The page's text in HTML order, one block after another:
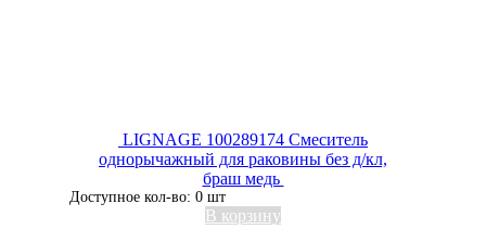
LIGNAGE 100289174 Смеситель
однорычажный для раковины без д/кл,
браш медь
Доступное кол-во: 0 шт
В корзину